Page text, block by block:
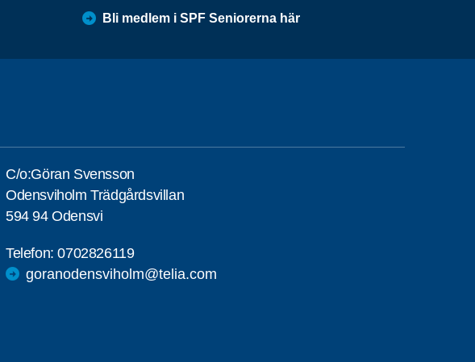
Bli medlem i SPF Seniorerna här
C/o:Göran Svensson
Odensviholm Trädgårdsvillan
594 94 Odensvi
Telefon:0702826119
goranodensviholm@telia.com